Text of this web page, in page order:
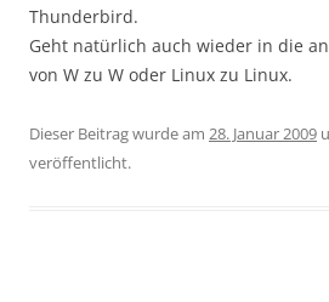
Thunderbird.
Geht natürlich auch wieder in die
von W zu W oder Linux zu Linux.
Dieser Beitrag wurde am 28. Januar 2009
veröffentlicht.